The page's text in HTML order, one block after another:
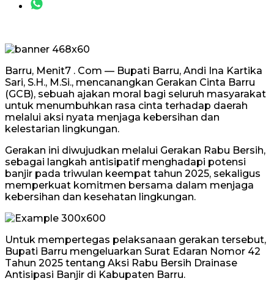
Barru, Menit7 . Com — Bupati Barru, Andi Ina Kartika
Sari, S.H., M.Si., mencanangkan Gerakan Cinta Barru
(GCB), sebuah ajakan moral bagi seluruh masyarakat
untuk menumbuhkan rasa cinta terhadap daerah
melalui aksi nyata menjaga kebersihan dan
kelestarian lingkungan.
Gerakan ini diwujudkan melalui Gerakan Rabu Bersih,
sebagai langkah antisipatif menghadapi potensi
banjir pada triwulan keempat tahun 2025, sekaligus
memperkuat komitmen bersama dalam menjaga
kebersihan dan kesehatan lingkungan.
Untuk mempertegas pelaksanaan gerakan tersebut,
Bupati Barru mengeluarkan Surat Edaran Nomor 42
Tahun 2025 tentang Aksi Rabu Bersih Drainase
Antisipasi Banjir di Kabupaten Barru.